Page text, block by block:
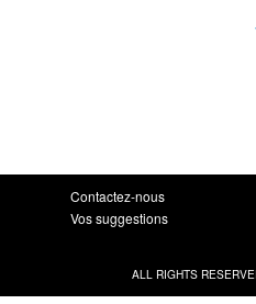
Contactez-nous
Vos suggestions
ALL RIGHTS